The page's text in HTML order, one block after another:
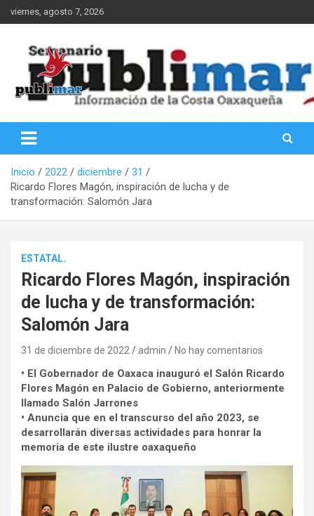
Saltar
al
viernes, agosto 7, 2026
PubliMar
Inicio 2022 diciembre
31
Ricardo Flores Magón, inspiración de lucha y de
transformación: Salomón Jara
ESTATAL.
Ricardo Flores Magón, inspiración
de lucha y de transformación:
Salomón Jara
31 de diciembre de 2022 admin No hay comentarios
• El Gobernador de Oaxaca inauguró el Salón Ricardo
Flores Magón en Palacio de Gobierno, anteriormente
llamado Salón Jarrones
• Anuncia que en el transcurso del año 2023, se
desarrollarán diversas actividades para honrar la
memoria de este ilustre oaxaqueño